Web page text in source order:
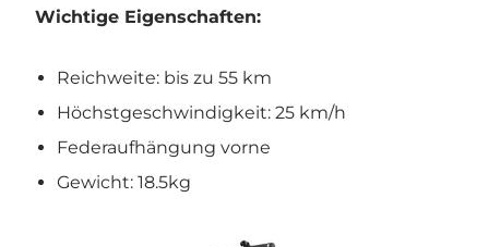
Wichtige Eigenschaften:
Reichweite: bis zu 55 km
Höchstgeschwindigkeit: 25 km/h
Federaufhängung vorne
Gewicht: 18.5kg